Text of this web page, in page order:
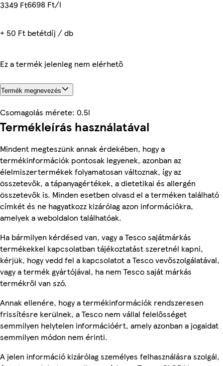
3349 Ft6698 Ft/l
+ 50 Ft betétdíj / db
Ez a termék jelenleg nem elérhető
Termék megnevezés
Csomagolás mérete: 0.5l
Termékleírás használatával
Mindent megteszünk annak érdekében, hogy a
termékinformációk pontosak legyenek, azonban az
élelmiszertermékek folyamatosan változnak, így az
összetevők, a tápanyagértékek, a dietetikai és allergén
összetevők is. Minden esetben olvasd el a terméken található
címkét és ne hagyatkozz kizárólag azon információkra,
amelyek a weboldalon találhatóak.
Ha bármilyen kérdésed van, vagy a Tesco sajátmárkás
termékekkel kapcsolatban tájékoztatást szeretnél kapni,
kérjük, hogy vedd fel a kapcsolatot a Tesco vevőszolgálatával,
vagy a termék gyártójával, ha nem Tesco saját márkás
termékről van szó.
Annak ellenére, hogy a termékinformációk rendszeresen
frissítésre kerülnek, a Tesco nem vállal felelősséget
semmilyen helytelen információért, amely azonban a jogaidat
semmilyen módon nem érinti.
A jelen információ kizárólag személyes felhasználásra szolgál,